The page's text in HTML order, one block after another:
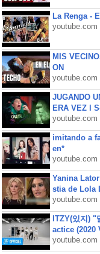
La Renga -
youtube.com
MIS
ON
youtube.com
JUGANDO
ERA VEZ l
youtube.com
imitando a
en*
youtube.com
Yanina
stia de Lola
youtube.com
ITZY(있지)
actice (2020
youtube.com